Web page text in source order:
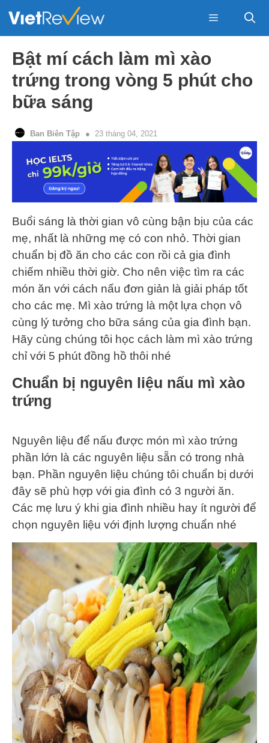
Menu
Bật mí cách làm mì xào
trứng trong vòng 5 phút cho
bữa sáng
Ban Biên Tập 23 tháng 04, 2021
Buổi sáng là thời gian vô cùng bận bịu của các
mẹ, nhất là những mẹ có con nhỏ. Thời gian
chuẩn bị đồ ăn cho các con rồi cả gia đình
chiếm nhiều thời giờ. Cho nên việc tìm ra các
món ăn với cách nấu đơn giản là giải pháp tốt
cho các mẹ. Mì xào trứng là một lựa chọn vô
cùng lý tưởng cho bữa sáng của gia đình bạn.
Hãy cùng chúng tôi học cách làm mì xào trứng
chỉ với 5 phút đồng hồ thôi nhé
Chuẩn bị nguyên liệu nấu mì xào
trứng
Nguyên liệu để nấu được món mì xào trứng
phần lớn là các nguyên liệu sẵn có trong nhà
bạn. Phần nguyên liệu chúng tôi chuẩn bị dưới
đây sẽ phù hợp với gia đình có 3 người ăn.
Các mẹ lưu ý khi gia đình nhiều hay ít người để
chọn nguyên liệu với định lượng chuẩn nhé